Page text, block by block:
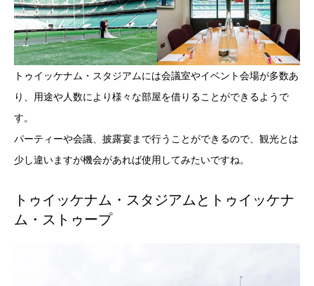
トゥイッケナム・スタジアムには会議室やイベント会場が多数あ
り、用途や人数により様々な部屋を借りることができるようで
す。
パーティーや会議、披露宴まで行うことができるので、観光とは
少し違いますが機会があれば使用してみたいですね。
トゥイッケナム・スタジアムとトゥイッケナ
ム・ストゥープ